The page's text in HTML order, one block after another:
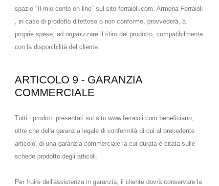
spazio "Il mio conto on line" sul sito ferraioli.com. Armeria Ferraioli
, in caso di prodotto difettoso o non conforme, provvederà, a
proprie spese, ad organizzare il ritiro del prodotto, compatibilmente
con la disponibilità del cliente.
ARTICOLO 9 - GARANZIA
COMMERCIALE
Tutti i prodotti presentati sul sito www.ferraioli.com beneficiano,
oltre che della garanzia legale di conformità di cui al precedente
articolo, di una garanzia commerciale la cui durata è citata sulle
schede prodotto degli articoli.
Per fruire dell'assistenza in garanzia, il cliente dovrà conservare la